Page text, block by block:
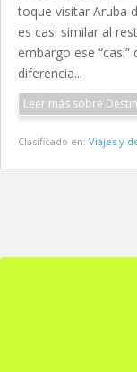
toque visitar Aruba
es casi similar al
embargo ese
diferencia...
Leer más sobre
Clasificado en: Viajes y